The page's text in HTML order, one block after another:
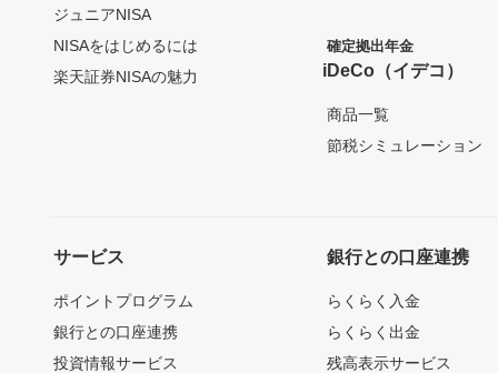
ジュニアNISA
NISAをはじめるには
楽天証券NISAの魅力
確定拠出年金
iDeCo（イデコ）
商品一覧
節税シミュレーション
サービス
ポイントプログラム
銀行との口座連携
投資情報サービス
銀行との口座連携
らくらく入金
らくらく出金
残高表示サービス